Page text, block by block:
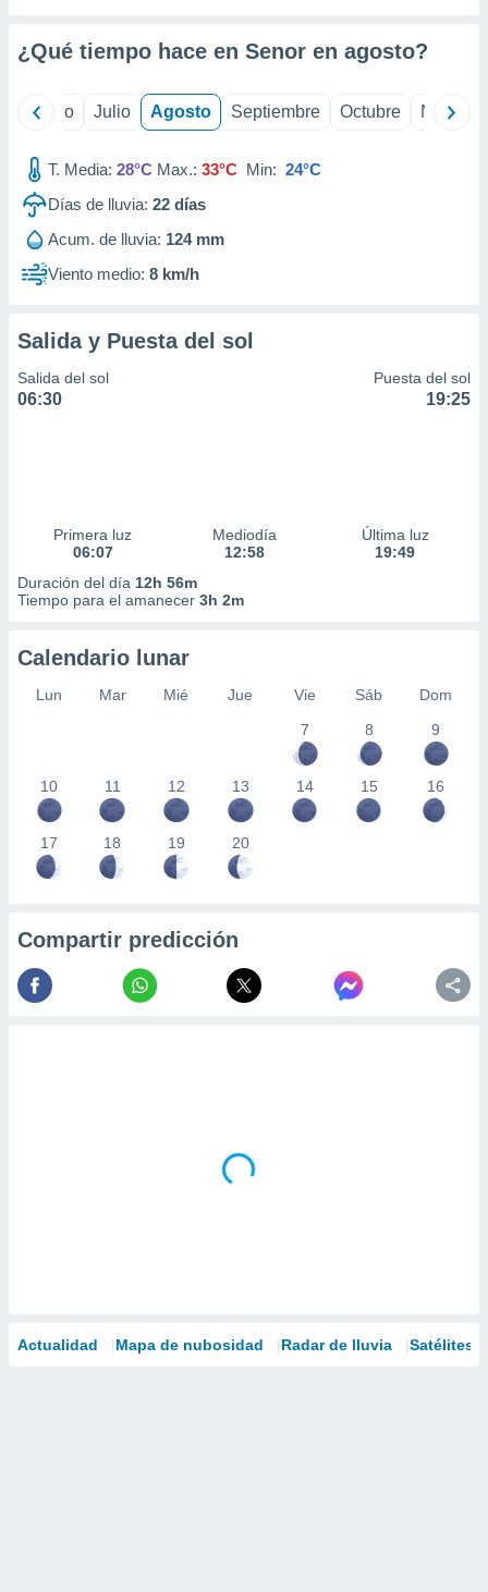
mediante
publicidad
1199
¿Qué tiempo hace en Senor en agosto?
Junio Julio Agosto Septiembre Octubre
T. Media: 28°C Max.: 33°C Min: 24°C
Días de lluvia: 22 días
Acum. de lluvia: 124 mm
Viento medio: 8 km/h
Salida y Puesta del sol
Salida del sol
06:30
Puesta del sol
19:25
Primera luz
06:07
Mediodía
12:58
Última luz
19:49
Duración del día 12h 56m
Tiempo para el amanecer 3h 2m
Calendario lunar
Lun Mar Mié Jue Vie Sáb
Dom
7
8 9
10 11 12 13 14 15 16
17 18 19 20
Compartir predicción
Actualidad Mapa de nubosidad Radar de lluvia Satélites